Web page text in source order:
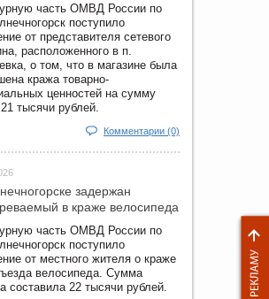
часть ОМВД России по
поступило
от представителя сетевого
расположенного в п.
о том, что в магазине была
кража товарно-
ценностей на сумму
тысячи рублей.
Комментарии (0)
задержан
в краже велосипеда
часть ОМВД России по
поступило
от местного жителя о краже
велосипеда. Сумма
составила 22 тысячи рублей.